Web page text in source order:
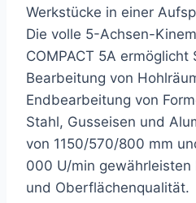
Werkstücke in einer
Die volle 5-Achsen-
COMPACT 5A
Bearbeitung von
Endbearbeitung von
Stahl, Gusseisen und
von 1150/570/800 mm
000 U/min
und Oberflächenqualität.